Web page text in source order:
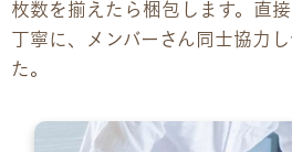
枚数を揃えたら梱包します。直
丁寧に、メンバーさん同士協力
た。